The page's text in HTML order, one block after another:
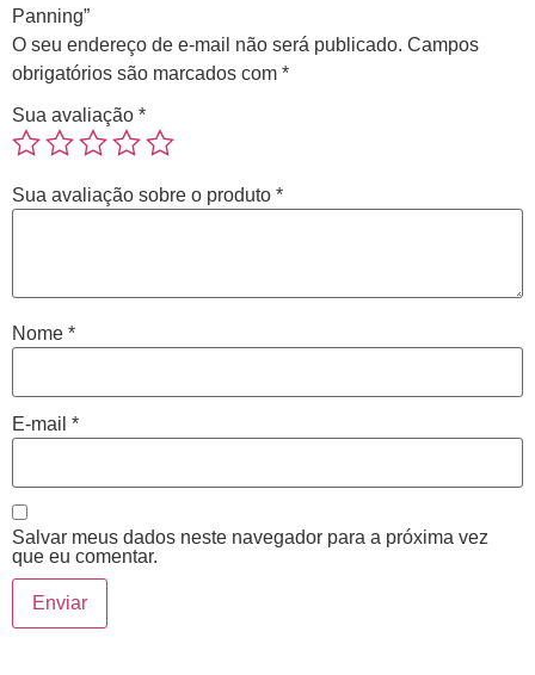
Panning”
O seu endereço de e-mail não será publicado. Campos
obrigatórios são marcados com *
Sua avaliação *
Sua avaliação sobre o produto *
Nome *
E-mail *
Salvar meus dados neste navegador para a próxima vez
que eu comentar.